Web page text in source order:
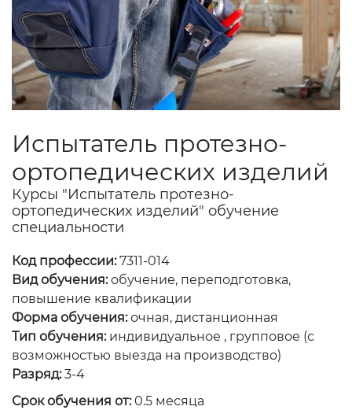
Испытатель протезно-
ортопедических изделий
Курсы "Испытатель протезно-
ортопедических изделий" обучение
специальности
Код профессии:7311-014
Вид обучения: обучение, переподготовка,
повышение квалификации
Форма обучения: очная, дистанционная
Тип обучения: индивидуальное , групповое (с
возможностью выезда на производство)
Разряд: 3-4
Срок обучения от: 0.5 месяца